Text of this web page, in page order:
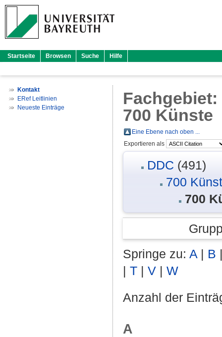
Startseite Browsen Suche Hilfe
Kontakt
ERef Leitlinien
Neueste Einträge
Fachgebiet:
700 Künste
Eine Ebene nach oben ...
Exportieren als
DDC (491)
700
700
Springe zu: A | B
| T | V | W
Anzahl der
A